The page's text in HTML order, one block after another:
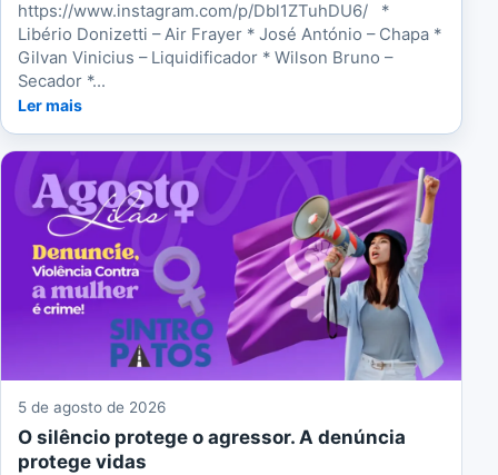
https://www.instagram.com/p/Dbl1ZTuhDU6/ *
Libério Donizetti – Air Frayer * José António – Chapa *
Gilvan Vinicius – Liquidificador * Wilson Bruno –
Secador *...
Ler mais
5 de agosto de 2026
O silêncio protege o agressor. A denúncia
protege vidas